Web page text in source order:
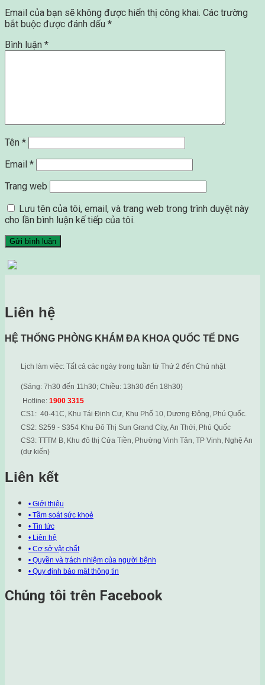
Email của bạn sẽ không được hiển thị công khai. Các trường
bắt buộc được đánh dấu *
Bình luận *
Tên *
Email *
Trang web
Lưu tên của tôi, email, và trang web trong trình duyệt này
cho lần bình luận kế tiếp của tôi.
Liên hệ
HỆ THỐNG PHÒNG KHÁM ĐA KHOA QUỐC TẾ DNG
Lịch làm việc: Tất cả các ngày trong tuần từ Thứ 2 đến Chủ nhật
(Sáng: 7h30 đến 11h30; Chiều: 13h30 đến 18h30)
Hotline: 1900 3315
CS1: 40-41C, Khu Tái Định Cư, Khu Phố 10, Dương Đông, Phú Quốc.
CS2: S259 - S354 Khu Đô Thị Sun Grand City, An Thới, Phú Quốc
CS3: TTTM B, Khu đô thị Cửa Tiền, Phường Vinh Tân, TP Vinh, Nghệ An
(dự kiến)
Liên kết
• Giới thiệu
• Tầm soát sức khoẻ
• Tin tức
• Liên hệ
• Cơ sở vật chất
• Quyền và trách nhiệm của người bệnh
• Quy định bảo mật thông tin
Chúng tôi trên Facebook